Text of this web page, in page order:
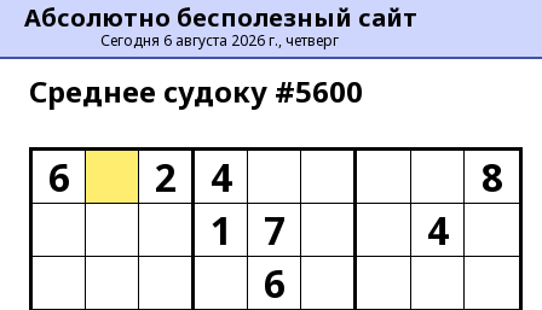
Абсолютно бесполезный сайт
Сегодня 6 августа 2026 г., четверг
Среднее cудоку #5600
6 2 4
8
1
7
4
6